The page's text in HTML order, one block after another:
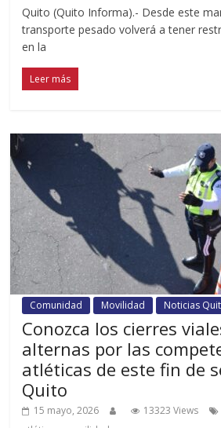
Quito (Quito Informa).- Desde este
transporte pesado volverá a tener
en la
Leer más
Comunidad Movilidad Noticias
Conozca los cierres
alternas por las
atléticas de este fin de
Quito
15 mayo, 2026 13323 Views